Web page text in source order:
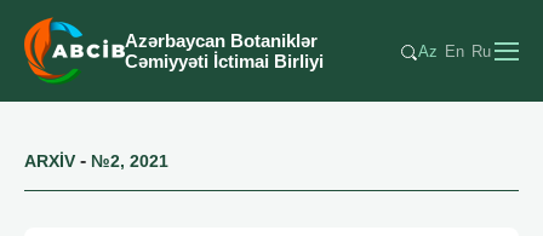
Azərbaycan Botaniklər
Cəmiyyəti İctimai Birliyi
Az En Ru
ARXİV - №2, 2021